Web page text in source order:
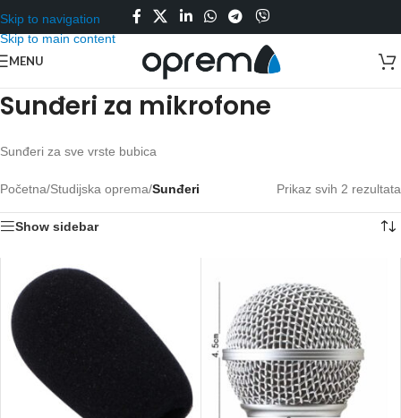
Skip to navigation
Skip to main content
MENU
Sunđeri za mikrofone
Sunđeri za sve vrste bubica
Početna/Studijska oprema/Sunđeri Prikaz svih 2 rezultata
Show sidebar